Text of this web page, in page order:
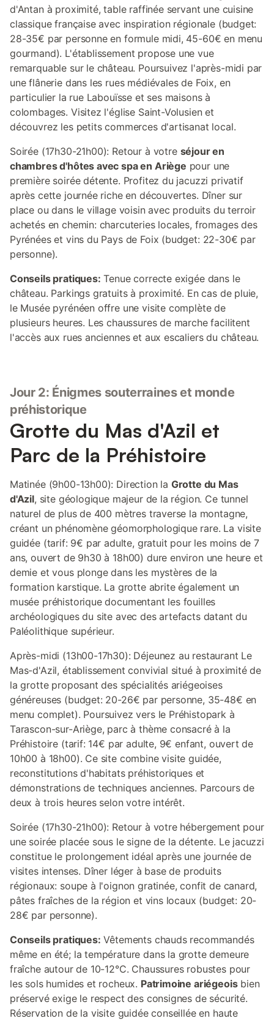
d'Antan à proximité, table raffinée servant une cuisine
classique française avec inspiration régionale (budget:
28-35€ par personne en formule midi, 45-60€ en menu
gourmand). L'établissement propose une vue
remarquable sur le château. Poursuivez l'après-midi par
une flânerie dans les rues médiévales de Foix, en
particulier la rue Labouïsse et ses maisons à
colombages. Visitez l'église Saint-Volusien et
découvrez les petits commerces d'artisanat local.
Soirée (17h30-21h00): Retour à votre séjour en
chambres d'hôtes avec spa en Ariège pour une
première soirée détente. Profitez du jacuzzi privatif
après cette journée riche en découvertes. Dîner sur
place ou dans le village voisin avec produits du terroir
achetés en chemin: charcuteries locales, fromages des
Pyrénées et vins du Pays de Foix (budget: 22-30€ par
personne).
Conseils pratiques: Tenue correcte exigée dans le
château. Parkings gratuits à proximité. En cas de pluie,
le Musée pyrénéen offre une visite complète de
plusieurs heures. Les chaussures de marche facilitent
l'accès aux rues anciennes et aux escaliers du château.
Jour 2: Énigmes souterraines et monde
préhistorique
Grotte du Mas d'Azil et
Parc de la Préhistoire
Matinée (9h00-13h00): Direction la Grotte du Mas
d'Azil, site géologique majeur de la région. Ce tunnel
naturel de plus de 400 mètres traverse la montagne,
créant un phénomène géomorphologique rare. La visite
guidée (tarif: 9€ par adulte, gratuit pour les moins de 7
ans, ouvert de 9h30 à 18h00) dure environ une heure et
demie et vous plonge dans les mystères de la
formation karstique. La grotte abrite également un
musée préhistorique documentant les fouilles
archéologiques du site avec des artefacts datant du
Paléolithique supérieur.
Après-midi (13h00-17h30): Déjeunez au restaurant Le
Mas-d'Azil, établissement convivial situé à proximité de
la grotte proposant des spécialités ariégeoises
généreuses (budget: 20-26€ par personne, 35-48€ en
menu complet). Poursuivez vers le Préhistopark à
Tarascon-sur-Ariège, parc à thème consacré à la
Préhistoire (tarif: 14€ par adulte, 9€ enfant, ouvert de
10h00 à 18h00). Ce site combine visite guidée,
reconstitutions d'habitats préhistoriques et
démonstrations de techniques anciennes. Parcours de
deux à trois heures selon votre intérêt.
Soirée (17h30-21h00): Retour à votre hébergement pour
une soirée placée sous le signe de la détente. Le jacuzzi
constitue le prolongement idéal après une journée de
visites intenses. Dîner léger à base de produits
régionaux: soupe à l'oignon gratinée, confit de canard,
pâtes fraîches de la région et vins locaux (budget: 20-
28€ par personne).
Conseils pratiques: Vêtements chauds recommandés
même en été; la température dans la grotte demeure
fraîche autour de 10-12°C. Chaussures robustes pour
les sols humides et rocheux. Patrimoine ariégeoisbien
préservé exige le respect des consignes de sécurité.
Réservation de la visite guidée conseillée en haute